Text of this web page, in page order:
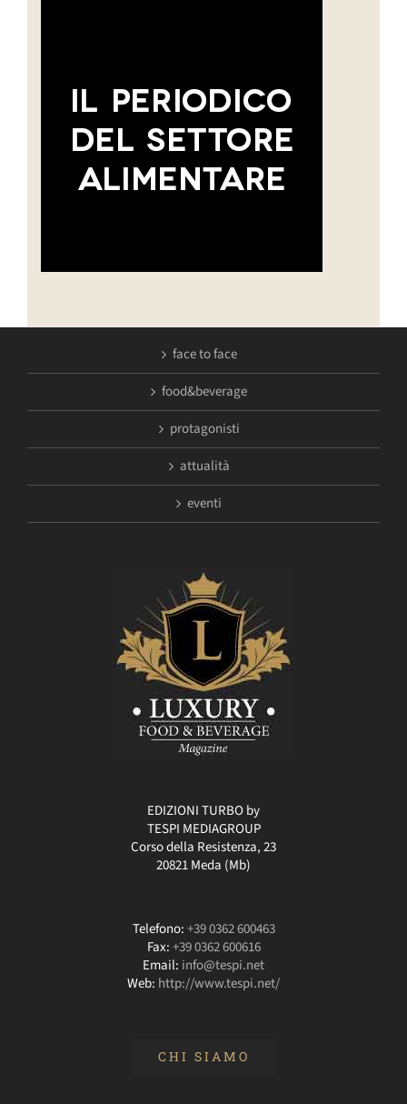
face to face
food&beverage
protagonisti
attualità
eventi
EDIZIONI TURBO by
TESPI MEDIAGROUP
Corso della Resistenza, 23
20821 Meda (Mb)
Telefono:+39 0362 600463
Fax:+39 0362 600616
Email: info@tespi.net
Web: http://www.tespi.net/
CHI SIAMO